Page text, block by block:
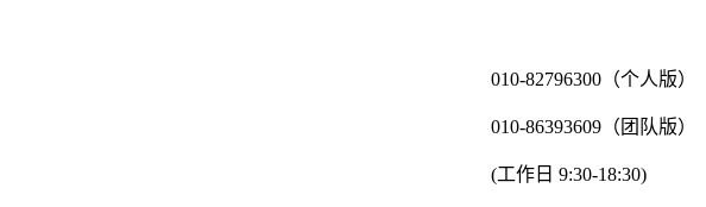
010-82796300（个人版）
010-86393609（团队版）
(工作日 9:30-18:30)